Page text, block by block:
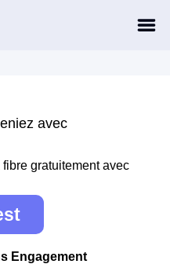
avec
gratuitement avec
Engagement